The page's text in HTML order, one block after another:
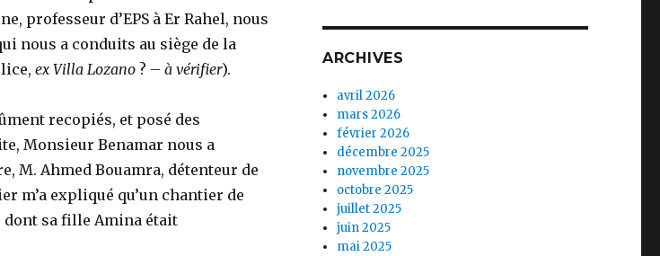
professeur d’EPS à Er Rahel, nous
nous a conduits au siège de la
ex Villa Lozano? – à vérifier).
recopiés, et posé des
Monsieur Benamar nous a
M. Ahmed Bouamra, détenteur de
m’a expliqué qu’un chantier de
sa fille Amina était
ARCHIVES
avril 2026
mars 2026
février 2026
décembre 2025
novembre 2025
octobre 2025
juillet 2025
juin 2025
mai 2025